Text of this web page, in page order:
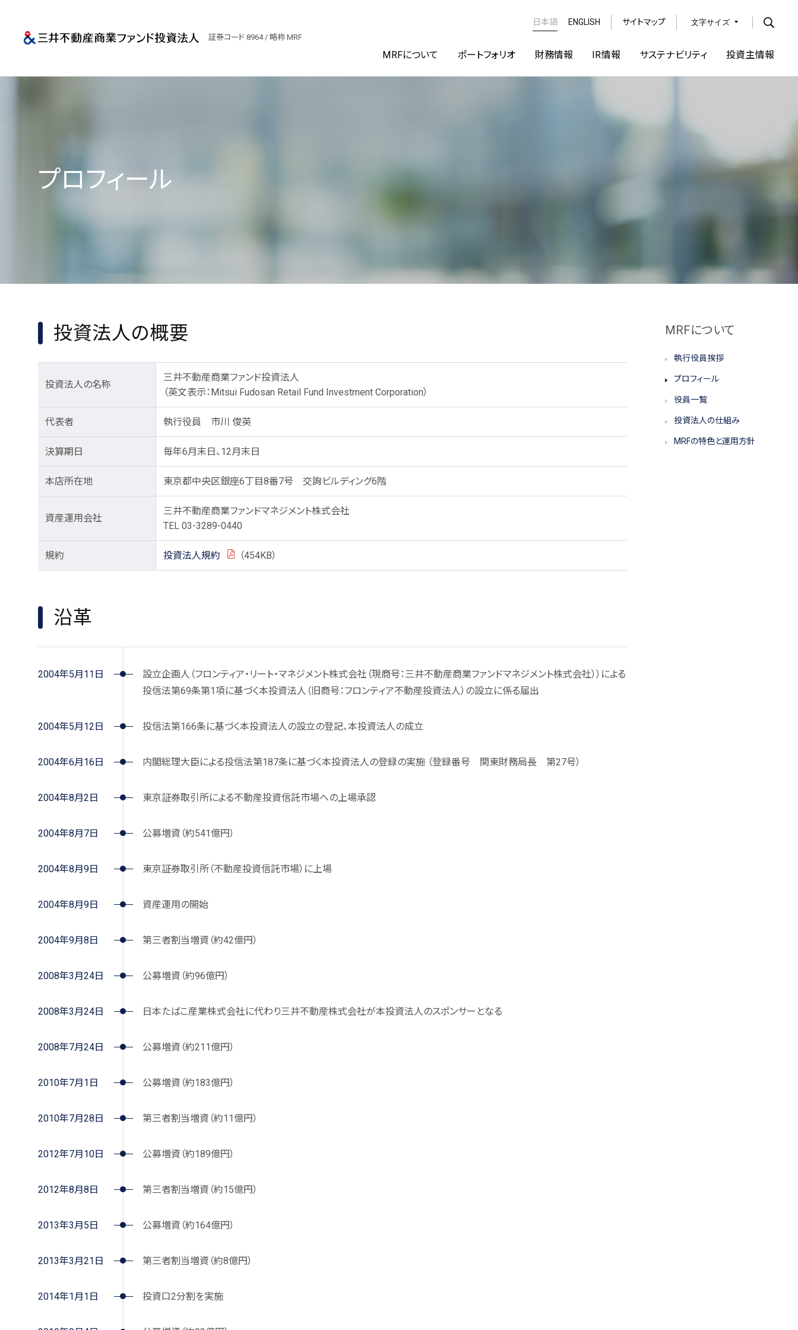
証券コード 8964 / 略称 MRF
日本語 ENGLISH サイトマップ 文字サイズ
MRFについて ポートフォリオ 財務情報 IR情報 サステナビリティ 投資主情報
プロフィール
投資法人の概要
投資法人の名称
三井不動産商業ファンド投資法人
（英文表示：Mitsui Fudosan Retail Fund Investment Corporation）
代表者 執行役員 市川 俊英
決算期日 毎年6月末日、12月末日
本店所在地 東京都中央区銀座6丁目8番7号 交詢ビルディング6階
資産運用会社
三井不動産商業ファンドマネジメント株式会社
TEL 03-3289-0440
規約 投資法人規約 PDF
（454KB）
沿革
2004年5月11日
設立企画人（フロンティア・リート・マネジメント株式会社（現商号：三井不動産商業ファンドマネジメント株式会社））による
投信法第69条第1項に基づく本投資法人（旧商号：フロンティア不動産投資法人）の設立に係る届出
2004年5月12日 投信法第166条に基づく本投資法人の設立の登記、本投資法人の成立
2004年6月16日 内閣総理大臣による投信法第187条に基づく本投資法人の登録の実施 （登録番号 関東財務局長 第27号）
2004年8月2日 東京証券取引所による不動産投資信託市場への上場承認
2004年8月7日 公募増資（約541億円）
2004年8月9日 東京証券取引所（不動産投資信託市場）に上場
2004年8月9日 資産運用の開始
2004年9月8日 第三者割当増資（約42億円）
2008年3月24日 公募増資（約96億円）
2008年3月24日 日本たばこ産業株式会社に代わり三井不動産株式会社が本投資法人のスポンサーとなる
2008年7月24日 公募増資（約211億円）
2010年7月1日 公募増資（約183億円）
2010年7月28日 第三者割当増資（約11億円）
2012年7月10日 公募増資（約189億円）
2012年8月8日 第三者割当増資（約15億円）
2013年3月5日 公募増資（約164億円）
2013年3月21日 第三者割当増資（約8億円）
2014年1月1日 投資口2分割を実施
MRFについて
執行役員挨拶
プロフィール
役員一覧
投資法人の仕組み
MRFの特色と運用方針